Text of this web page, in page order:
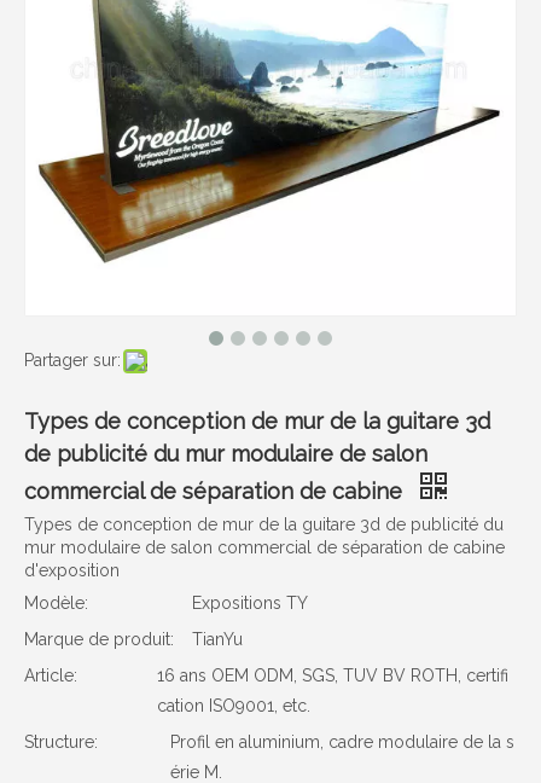
Partager sur:
Types de conception de mur de la guitare 3d
de publicité du mur modulaire de salon
commercial de séparation de cabine
Types de conception de mur de la guitare 3d de publicité du
mur modulaire de salon commercial de séparation de cabine
d'exposition
Modèle:
Expositions TY
Marque de produit:
TianYu
Article:
16 ans OEM ODM, SGS, TUV BV ROTH, certifi
cation ISO9001, etc.
Structure:
Profil en aluminium, cadre modulaire de la s
érie M.